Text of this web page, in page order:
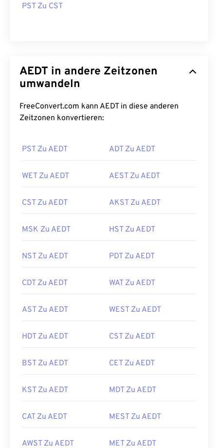
PST Zu CST
AEDT in andere Zeitzonen
umwandeln
FreeConvert.com kann AEDT in diese anderen
Zeitzonen konvertieren:
PST Zu AEDT ADT Zu AEDT
WET Zu AEDT AEST Zu AEDT
CST Zu AEDT AKST Zu AEDT
MSK Zu AEDT HST Zu AEDT
NST Zu AEDT PDT Zu AEDT
CDT Zu AEDT WAT Zu AEDT
AST Zu AEDT WEST Zu AEDT
HDT Zu AEDT CST Zu AEDT
BST Zu AEDT CET Zu AEDT
KST Zu AEDT MDT Zu AEDT
CAT Zu AEDT MEST Zu AEDT
AWST Zu AEDT MET Zu AEDT